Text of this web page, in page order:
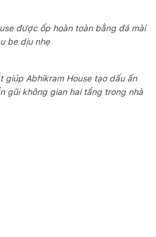
được ốp hoàn toàn bằng đá mài
be dịu nhẹ
giúp Abhikram House tạo dấu ấn
gũi không gian hai tầng trong nhà